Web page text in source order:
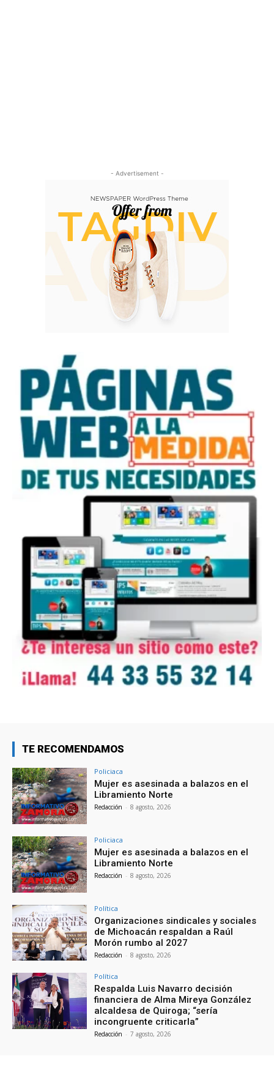
- Advertisement -
TE RECOMENDAMOS
Policiaca
Mujer es asesinada a balazos en el
Libramiento Norte
Redacción - 8 agosto, 2026
Policiaca
Mujer es asesinada a balazos en el
Libramiento Norte
Redacción - 8 agosto, 2026
Política
Organizaciones sindicales y sociales
de Michoacán respaldan a Raúl
Morón rumbo al 2027
Redacción - 8 agosto, 2026
Política
Respalda Luis Navarro decisión
financiera de Alma Mireya González
alcaldesa de Quiroga; “sería
incongruente criticarla”
Redacción - 7 agosto, 2026